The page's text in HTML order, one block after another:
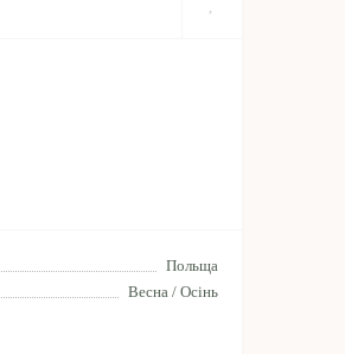
Польща
Весна / Осінь